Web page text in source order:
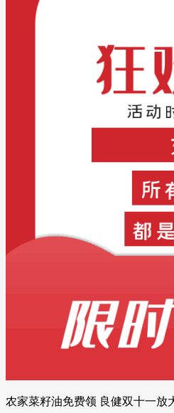
农家菜籽油免费领 良健双十一放